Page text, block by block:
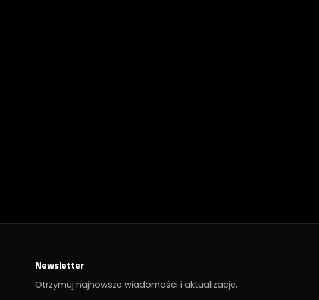
Newsletter
Otrzymuj najnowsze wiadomości i aktualizacje.